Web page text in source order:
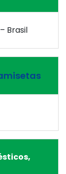
Brasil